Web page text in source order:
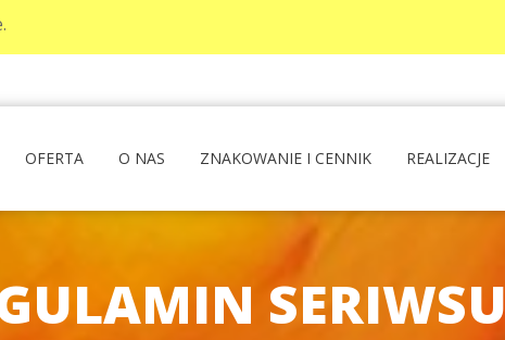
OFERTA O NAS ZNAKOWANIE I CENNIK REALIZACJE
SERIWSU